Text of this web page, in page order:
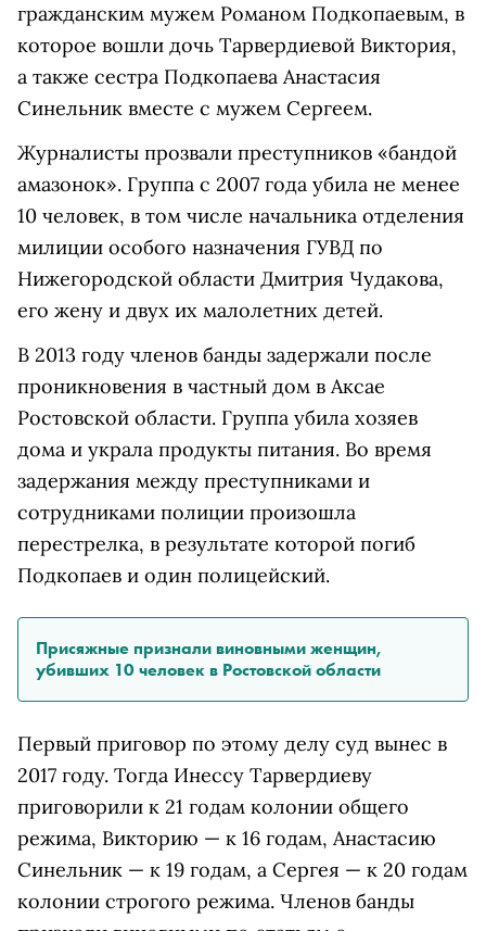
гражданским мужем Романом Подкопаевым, в
которое вошли дочь Тарвердиевой Виктория,
а также сестра Подкопаева Анастасия
Синельник вместе с мужем Сергеем.
Журналисты прозвали преступников «бандой
амазонок». Группа с 2007 года убила не менее
10 человек, в том числе начальника отделения
милиции особого назначения ГУВД по
Нижегородской области Дмитрия Чудакова,
его жену и двух их малолетних детей.
В 2013 году членов банды задержали после
проникновения в частный дом в Аксае
Ростовской области. Группа убила хозяев
дома и украла продукты питания. Во время
задержания между преступниками и
сотрудниками полиции произошла
перестрелка, в результате которой погиб
Подкопаев и один полицейский.
Присяжные признали виновными женщин,
убивших 10 человек в Ростовской области
Первый приговор по этому делу суд вынес в
2017 году. Тогда Инессу Тарвердиеву
приговорили к 21 годам колонии общего
режима, Викторию — к 16 годам, Анастасию
Синельник — к 19 годам, а Сергея — к 20 годам
колонии строгого режима. Членов банды